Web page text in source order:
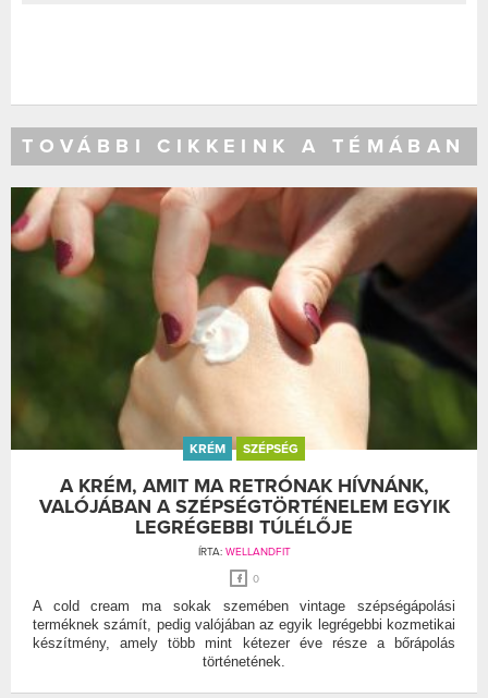
TOVÁBBI CIKKEINK A TÉMÁBAN
KRÉM SZÉPSÉG
A KRÉM, AMIT MA RETRÓNAK HÍVNÁNK,
VALÓJÁBAN A SZÉPSÉGTÖRTÉNELEM EGYIK
LEGRÉGEBBI TÚLÉLŐJE
ÍRTA: WELLANDFIT
0
A cold cream ma sokak szemében vintage szépségápolási
terméknek számít, pedig valójában az egyik legrégebbi kozmetikai
készítmény, amely több mint kétezer éve része a bőrápolás
történetének.